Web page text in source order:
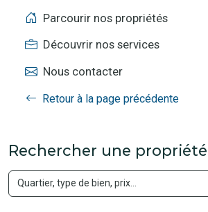
Parcourir nos propriétés
Découvrir nos services
Nous contacter
Retour à la page précédente
Rechercher une propriété